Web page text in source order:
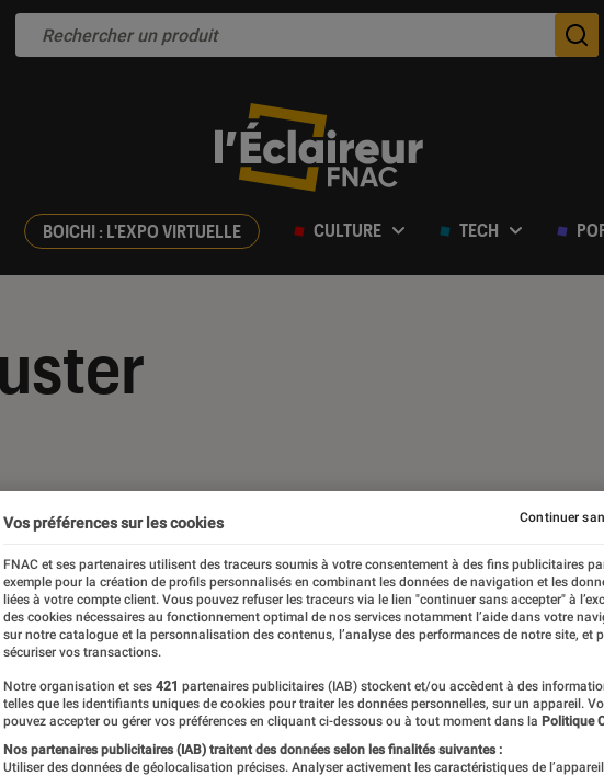
BOICHI : L'EXPO VIRTUELLE CULTURE TECH
et guides
Vos préférences sur les cookies
FNAC et ses partenaires utilisent des traceurs soumis à votre consentement à des fins publicitaires
exemple pour la création de profils personnalisés en combinant les données de navigation et les
liées à votre compte client. Vous pouvez refuser les traceurs via le lien "continuer sans accepter" à
des cookies nécessaires au fonctionnement optimal de nos services notamment l’aide dans votre
sur notre catalogue et la personnalisation des contenus, l’analyse des performances de notre site, et
sécuriser vos transactions.
Notre organisation et ses 421 partenaires publicitaires (IAB) stockent et/ou accèdent à des
telles que les identifiants uniques de cookies pour traiter les données personnelles, sur un appareil.
pouvez accepter ou gérer vos préférences en cliquant ci-dessous ou à tout moment dans la Politique
Nos partenaires publicitaires (IAB) traitent des données selon les finalités suivantes :
Utiliser des données de géolocalisation précises. Analyser activement les caractéristiques de
Continuer